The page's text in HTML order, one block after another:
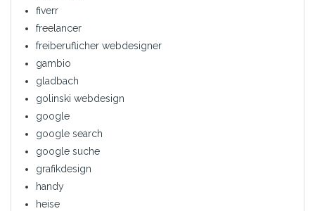
fiverr
freelancer
freiberuflicher webdesigner
gambio
gladbach
golinski webdesign
google
google search
google suche
grafikdesign
handy
heise